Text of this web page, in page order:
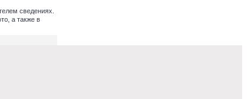
сведениях.
а также в